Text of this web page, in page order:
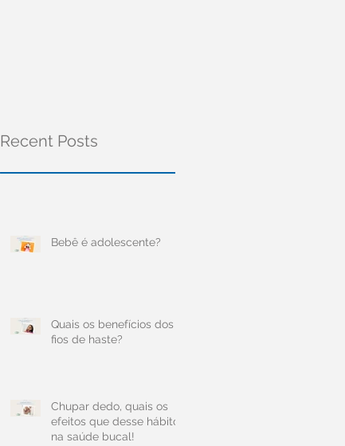
Recent Posts
Bebê é adolescente?
Quais os benefícios dos
fios de haste?
Chupar dedo, quais os
efeitos que desse hábito
na saúde bucal!